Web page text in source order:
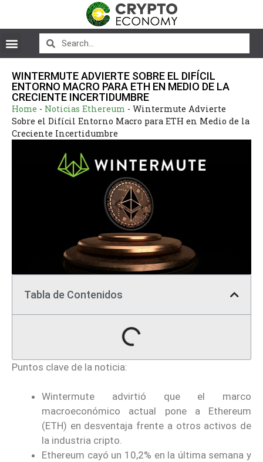
WINTERMUTE ADVIERTE SOBRE EL DIFÍCIL
ENTORNO MACRO PARA ETH EN MEDIO DE LA
CRECIENTE INCERTIDUMBRE
Home - Noticias Ethereum - Wintermute Advierte
Sobre el Difícil Entorno Macro para ETH en Medio de la
Creciente Incertidumbre
Tabla de Contenidos
Puntos clave de la noticia:
Wintermute advirtió que el marco
macroeconómico actual pone a Ethereum
(ETH) en desventaja frente a otros activos de
la industria cripto.
Ethereum cayó un 10,2% en la última semana y